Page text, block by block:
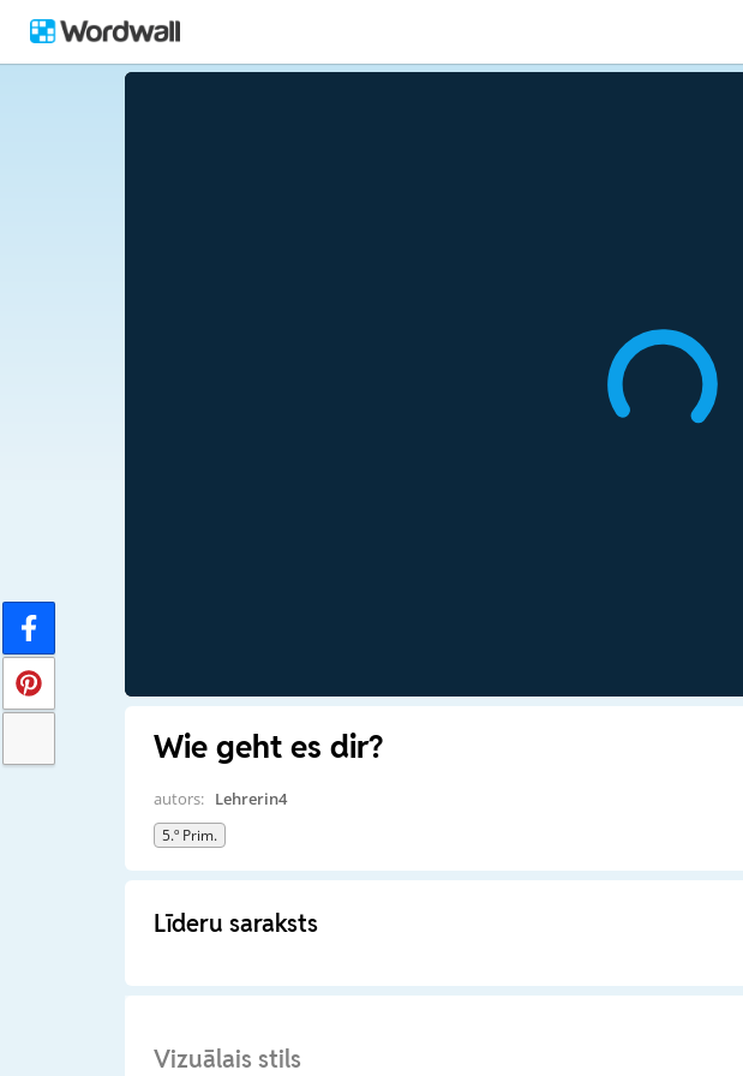
Wie geht es dir?
autors: Lehrerin4
5.º Prim.
Līderu saraksts
Vizuālais stils